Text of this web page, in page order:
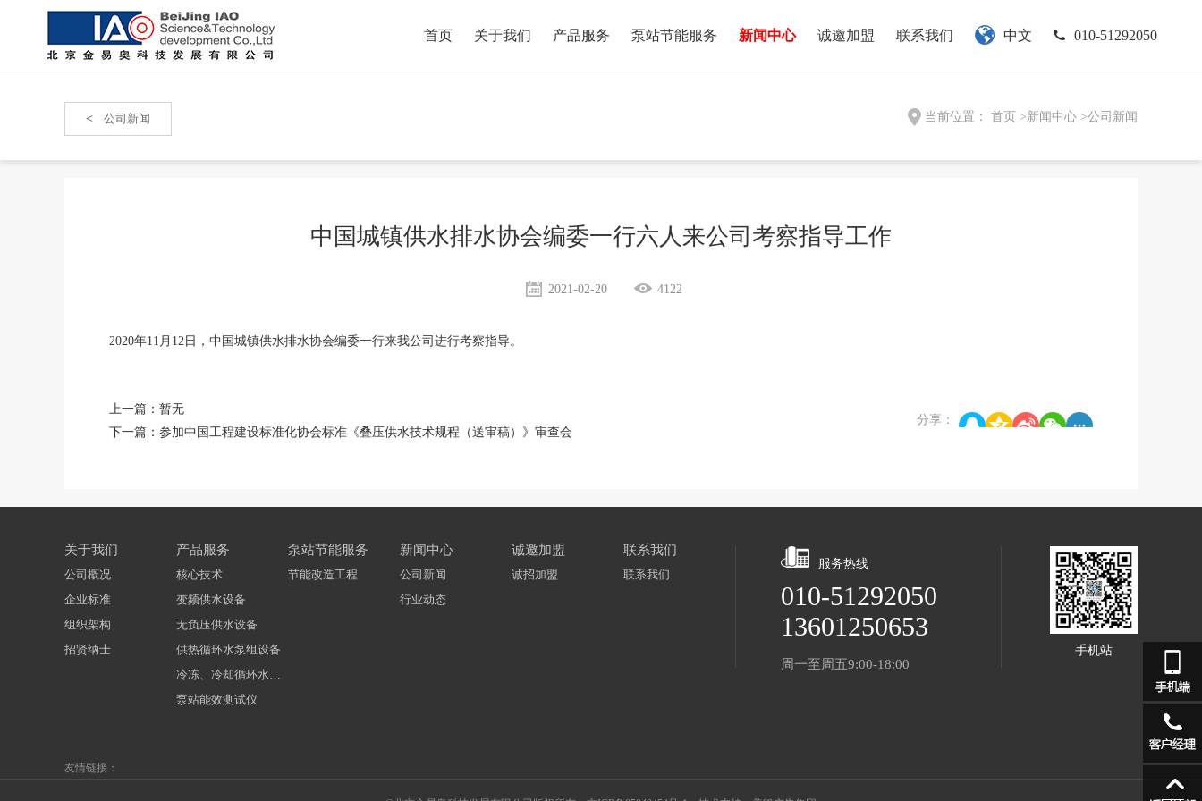
首页 关于我们 产品服务 泵站节能服务 新闻中心 诚邀加盟 联系我们 中文 010-51292050
< 公司新闻 当前位置： 首页 >新闻中心 >公司新闻
中国城镇供水排水协会编委一行六人来公司考察指导工作
2021-02-20 4122
2020年11月12日，中国城镇供水排水协会编委一行来我公司进行考察指导。
上一篇： 暂无
下一篇： 参加中国工程建设标准化协会标准《叠压供水技术规程（送审稿）》审查会
分享：
关于我们
公司概况
企业标准
组织架构
招贤纳士
产品服务
核心技术
变频供水设备
无负压供水设备
供热循环水泵组设备
冷冻、冷却循环水泵组设备
泵站能效测试仪
泵站节能服务
节能改造工程
新闻中心
公司新闻
行业动态
诚邀加盟
诚招加盟
联系我们
联系我们
服务热线
010-51292050
13601250653
周一至周五9:00-18:00
手机站
友情链接：